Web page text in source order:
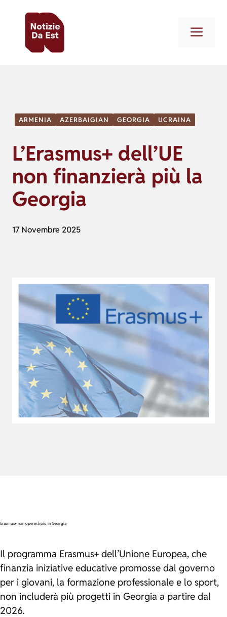
contenuto
ARMENIA AZERBAIGIAN GEORGIA UCRAINA
L’Erasmus+ dell’UE
non finanzierà più la
Georgia
17 Novembre 2025
Erasmus+ non opererà più in Georgia
Il programma Erasmus+ dell’Unione Europea, che
finanzia iniziative educative promosse dal governo
per i giovani, la formazione professionale e lo sport,
non includerà più progetti in Georgia a partire dal
2026.